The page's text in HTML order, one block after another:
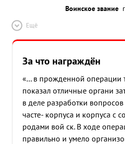
Воинское звание
Ещё
За что награждён
«... в прожденной операции
показал отличные органи
в деле разработки
часте- корпуса и корпуса с
родами вой ск. В ходе
правильно и умело